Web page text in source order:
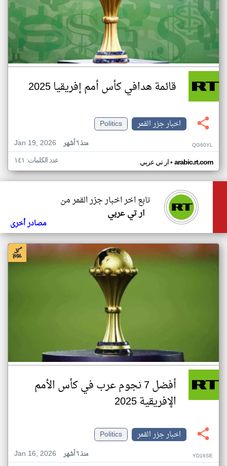
قائمة هدافي كأس أمم إفريقيا 2025
اخبار جزر القمر
Politics
Jan 19, 2026
منذ ٦ أشهر QG60YL
ار تي عربي• arabic.rt.com عدد الكلمات: ١٤١
تابع اخر اخبار جزر القمر من
ار تي عربي
مصادر أخرى
أفضل 7 نجوم عرب في كأس الأمم
الإفريقية 2025
اخبار جزر القمر
Politics
Jan 16, 2026
منذ ٦ أشهر YD16SE